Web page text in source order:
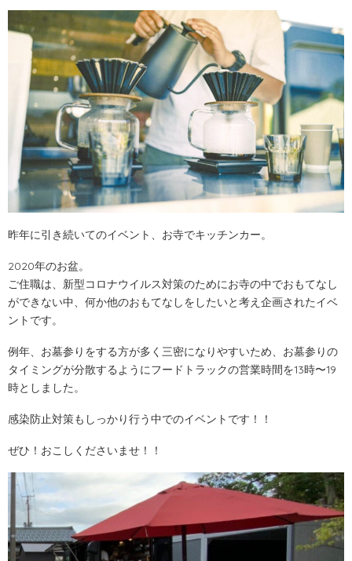
昨年に引き続いてのイベント、 お寺でキッチンカー。
2020年のお盆。
ご住職は、新型コロナウイルス対策のためにお寺の中でおもてなし
ができない中、何か他のおもてなしをしたいと考え企画されたイベ
ントです。
例年、お墓参りをする方が多く三密になりやすいため、お墓参りの
タイミングが分散するようにフードトラックの営業時間を13時〜19
時としました。
感染防止対策もしっかり行う中でのイベントです！！
ぜひ！おこしくださいませ！！